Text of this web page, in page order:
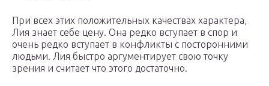
При всех этих положительных качествах характера,
Лия знает себе цену. Она редко вступает в спор и
очень редко вступает в конфликты с посторонними
людьми. Лия быстро аргументирует свою точку
зрения и считает что этого достаточно.